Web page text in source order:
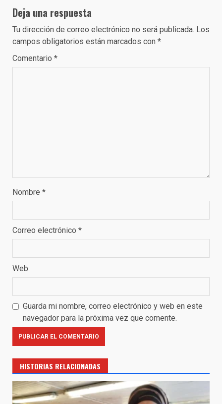
Deja una respuesta
Tu dirección de correo electrónico no será publicada. Los
campos obligatorios están marcados con *
Comentario *
Nombre *
Correo electrónico *
Web
Guarda mi nombre, correo electrónico y web en este
navegador para la próxima vez que comente.
HISTORIAS RELACIONADAS